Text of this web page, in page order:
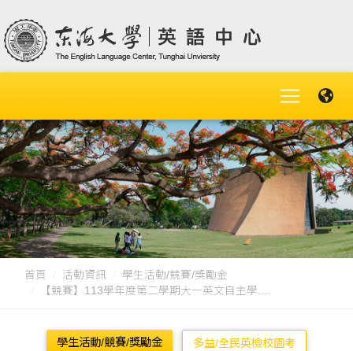
首頁 活動資訊
學生活動/競賽/獎勵金
【競賽】113學年度第二學期大一英文自主學....
學生活動/競賽/獎勵金 多益/全民英檢校園考